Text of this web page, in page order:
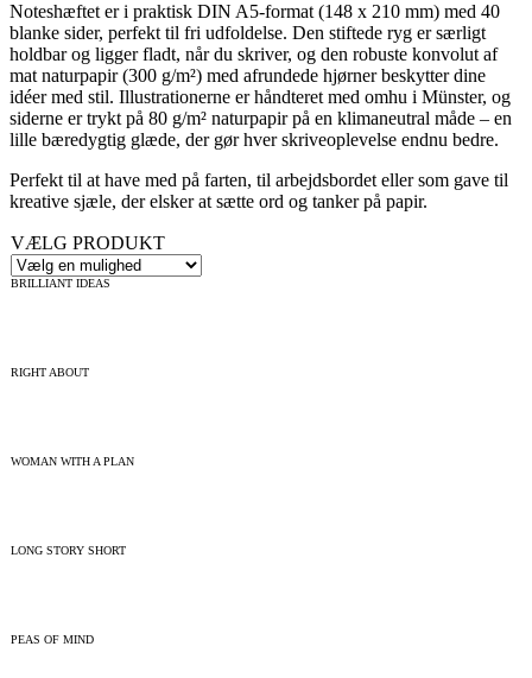
Noteshæftet er i praktisk DIN A5-format (148 x 210 mm) med 40
blanke sider, perfekt til fri udfoldelse. Den stiftede ryg er særligt
holdbar og ligger fladt, når du skriver, og den robuste konvolut af
mat naturpapir (300 g/m²) med afrundede hjørner beskytter dine
idéer med stil. Illustrationerne er håndteret med omhu i Münster, og
siderne er trykt på 80 g/m² naturpapir på en klimaneutral måde – en
lille bæredygtig glæde, der gør hver skriveoplevelse endnu bedre.
Perfekt til at have med på farten, til arbejdsbordet eller som gave til
kreative sjæle, der elsker at sætte ord og tanker på papir.
VÆLG PRODUKT
BRILLIANT IDEAS
RIGHT ABOUT
WOMAN WITH A PLAN
LONG STORY SHORT
PEAS OF MIND